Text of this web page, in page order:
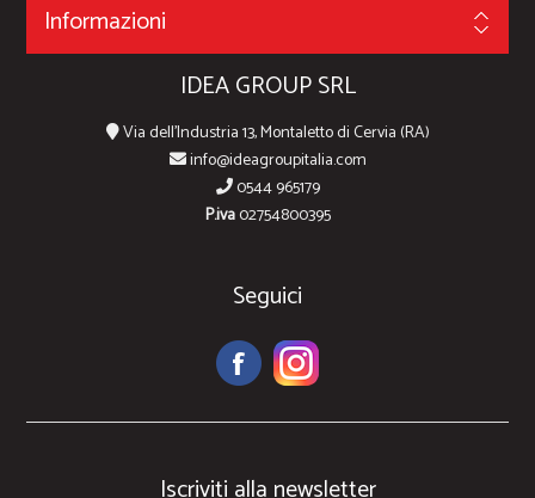
Informazioni
IDEA GROUP SRL
Via dell'Industria 13, Montaletto di Cervia (RA)
info@ideagroupitalia.com
0544 965179
P.iva02754800395
Seguici